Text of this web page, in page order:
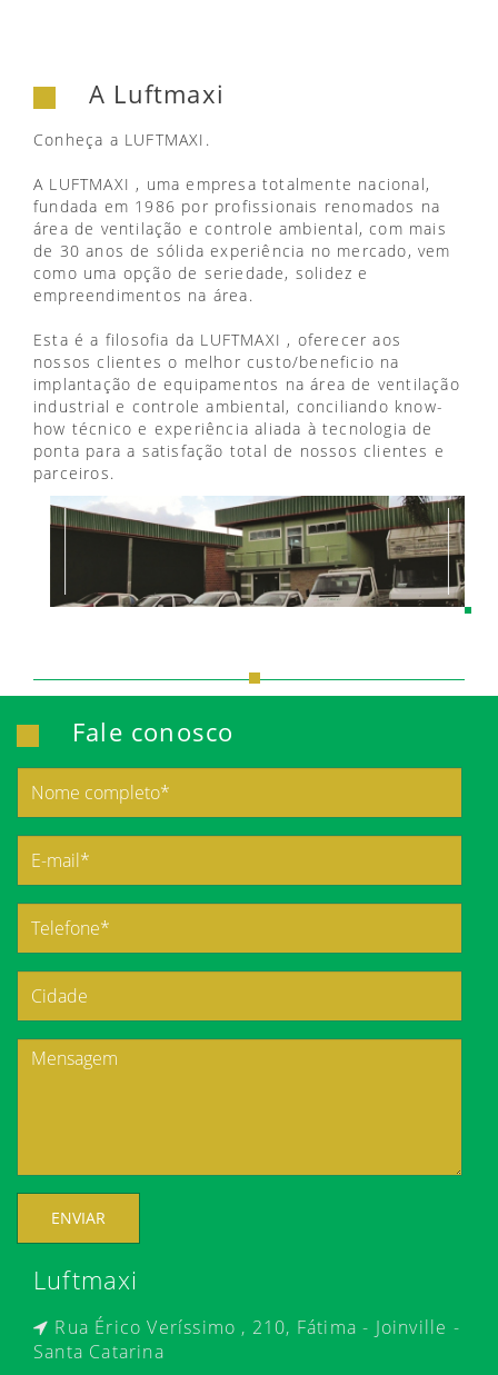
A Luftmaxi
Conheça a LUFTMAXI.
A LUFTMAXI , uma empresa totalmente nacional,
fundada em 1986 por profissionais renomados na
área de ventilação e controle ambiental, com mais
de 30 anos de sólida experiência no mercado, vem
como uma opção de seriedade, solidez e
empreendimentos na área.
Esta é a filosofia da LUFTMAXI , oferecer aos
nossos clientes o melhor custo/beneficio na
implantação de equipamentos na área de ventilação
industrial e controle ambiental, conciliando know-
how técnico e experiência aliada à tecnologia de
ponta para a satisfação total de nossos clientes e
parceiros.
Fale conosco
ENVIAR
Luftmaxi
Rua Érico Veríssimo , 210, Fátima - Joinville -
Santa Catarina